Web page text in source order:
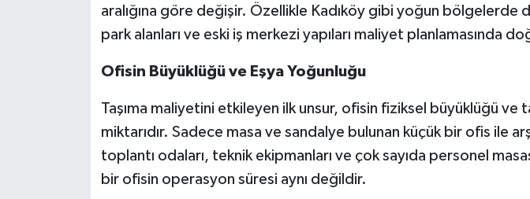
aralığına göre değişir. Özellikle Kadıköy gibi yoğun bölgelerde
park alanları ve eski iş merkezi yapıları maliyet planlamasında
Ofisin Büyüklüğü ve Eşya Yoğunluğu
Taşıma maliyetini etkileyen ilk unsur, ofisin fiziksel büyüklüğü ve
miktarıdır. Sadece masa ve sandalye bulunan küçük bir ofis ile
toplantı odaları, teknik ekipmanları ve çok sayıda personel
bir ofisin operasyon süresi aynı değildir.